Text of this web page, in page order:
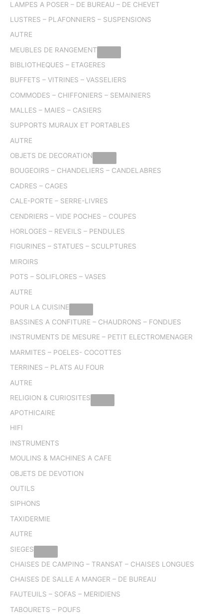
LAMPES A POSER – DE BUREAU – DE CHEVET
LUSTRES – PLAFONNIERS – SUSPENSIONS
AUTRE
MEUBLES DE RANGEMENT
BIBLIOTHEQUES – ETAGERES
BUFFETS – VITRINES – VASSELIERS
COMMODES – CHIFFONIERS – SEMAINIERS
MALLES – MAIES – CASIERS
SUPPORTS MURAUX ET PORTABLES
AUTRE
OBJETS DE DECORATION
BOUGEOIRS – CHANDELIERS – CANDELABRES
CADRES – CAGES
CALE-PORTE – SERRE-LIVRES
CENDRIERS – VIDE POCHES – COUPES
HORLOGES – REVEILS – PENDULES
FIGURINES – STATUES – SCULPTURES
MIROIRS
POTS – SOLIFLORES – VASES
AUTRE
POUR LA CUISINE
BASSINES A CONFITURE – CHAUDRONS – FONDUES
INSTRUMENTS DE MESURE – PETIT ELECTROMENAGER
MARMITES – POELES- COCOTTES
TERRINES – PLATS AU FOUR
AUTRE
RELIGION & CURIOSITES
APOTHICAIRE
HIFI
INSTRUMENTS
MOULINS & MACHINES A CAFE
OBJETS DE DEVOTION
OUTILS
SIPHONS
TAXIDERMIE
AUTRE
SIEGES
CHAISES DE CAMPING – TRANSAT – CHAISES LONGUES
CHAISES DE SALLE A MANGER – DE BUREAU
FAUTEUILS – SOFAS – MERIDIENS
TABOURETS – POUFS